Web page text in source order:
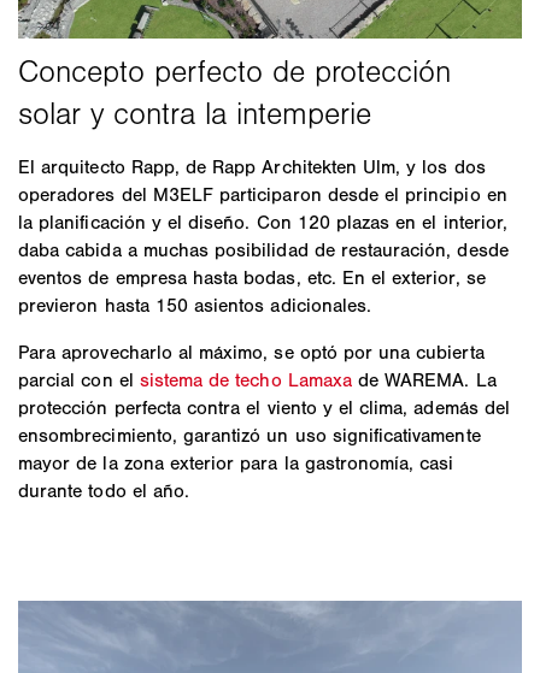
El arquitecto Rapp, de Rapp Architekten Ulm, y los dos
operadores del M3ELF participaron desde el principio en
la planificación y el diseño. Con 120 plazas en el interior,
daba cabida a muchas posibilidad de restauración, desde
eventos de empresa hasta bodas, etc. En el exterior, se
previeron hasta 150 asientos adicionales.
Para aprovecharlo al máximo, se optó por una cubierta
parcial con el sistema de techo Lamaxade WAREMA. La
protección perfecta contra el viento y el clima, además del
ensombrecimiento, garantizó un uso significativamente
mayor de la zona exterior para la gastronomía, casi
durante todo el año.